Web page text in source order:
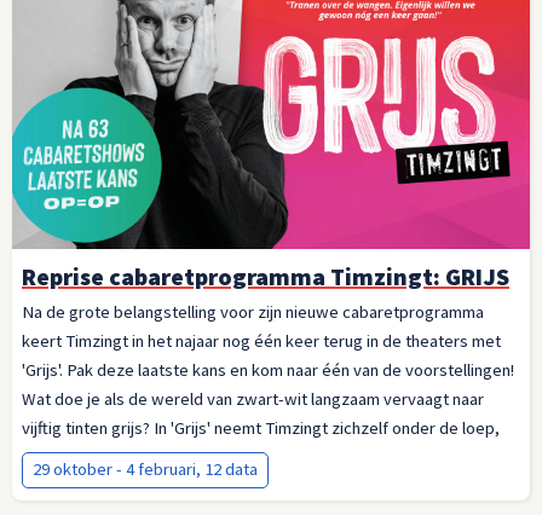
Reprise cabaretprogramma Timzingt: GRIJS
Na de grote belangstelling voor zijn nieuwe cabaretprogramma
keert Timzingt in het najaar nog één keer terug in de theaters met
'Grijs'. Pak deze laatste kans en kom naar één van de voorstellingen!
Wat doe je als de wereld van zwart-wit langzaam vervaagt naar
vijftig tinten grijs? In 'Grijs' neemt Timzingt zichzelf onder de loep,
met scherpe grappen, tedere liedjes en een nieuw verhaal. Het
uitvliegen van zijn dochter dwingt hem om terug te kijken: op zijn
29 oktober - 4 februari, 12 data